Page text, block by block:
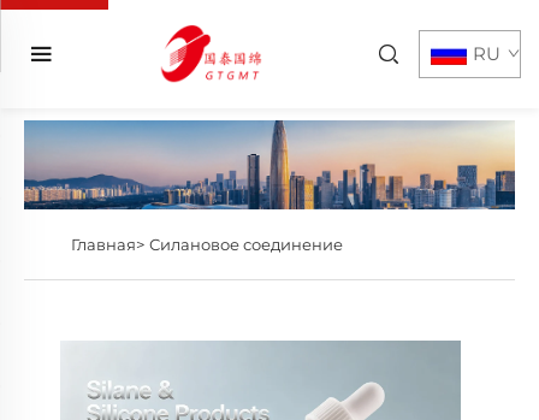
RU
Главная> Силановое соединение